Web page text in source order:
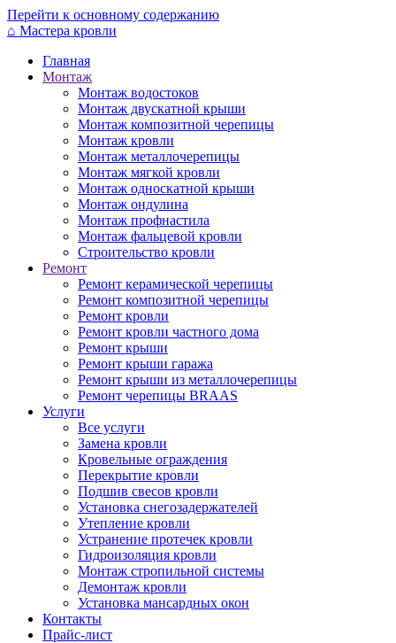
Перейти к основному содержанию
⌂ Мастера кровли
Главная
Монтаж
Монтаж водостоков
Монтаж двускатной крыши
Монтаж композитной черепицы
Монтаж кровли
Монтаж металлочерепицы
Монтаж мягкой кровли
Монтаж односкатной крыши
Монтаж ондулина
Монтаж профнастила
Монтаж фальцевой кровли
Строительство кровли
Ремонт
Ремонт керамической черепицы
Ремонт композитной черепицы
Ремонт кровли
Ремонт кровли частного дома
Ремонт крыши
Ремонт крыши гаража
Ремонт крыши из металлочерепицы
Ремонт черепицы BRAAS
Услуги
Все услуги
Замена кровли
Кровельные ограждения
Перекрытие кровли
Подшив свесов кровли
Установка снегозадержателей
Утепление кровли
Устранение протечек кровли
Гидроизоляция кровли
Монтаж стропильной системы
Демонтаж кровли
Установка мансардных окон
Контакты
Прайс-лист